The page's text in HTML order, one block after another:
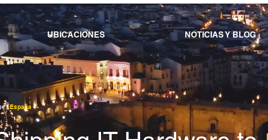
UBICACIONES NOTICIAS Y BLOG
/España